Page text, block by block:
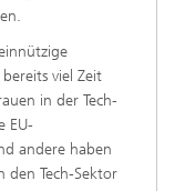
viel Zeit
in der Tech-
EU-
andere haben
den Tech-Sektor